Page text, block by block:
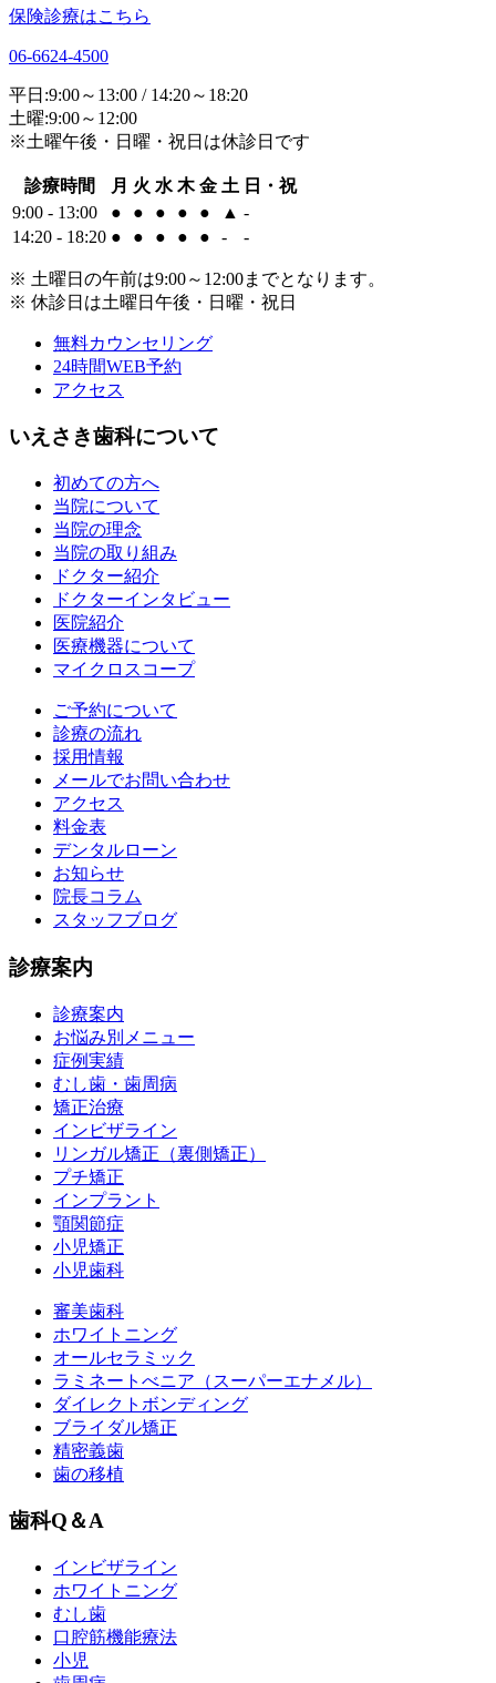
保険診療はこちら
06-6624-4500
平日:9:00～13:00 / 14:20～18:20
土曜:9:00～12:00
※土曜午後・日曜・祝日は休診日です
診療時間 月 火 水 木 金 土 日・祝
9:00 - 13:00
● ● ● ● ● ▲ -
14:20 - 18:20 ● ● ● ● ● - -
※ 土曜日の午前は9:00～12:00までとなります。
※ 休診日は土曜日午後・日曜・祝日
無料カウンセリング
24時間WEB予約
アクセス
いえさき歯科について
初めての方へ
当院について
当院の理念
当院の取り組み
ドクター紹介
ドクターインタビュー
医院紹介
医療機器について
マイクロスコープ
ご予約について
診療の流れ
採用情報
メールでお問い合わせ
アクセス
料金表
デンタルローン
お知らせ
院長コラム
スタッフブログ
診療案内
診療案内
お悩み別メニュー
症例実績
むし歯・歯周病
矯正治療
インビザライン
リンガル矯正（裏側矯正）
プチ矯正
インプラント
顎関節症
小児矯正
小児歯科
審美歯科
ホワイトニング
オールセラミック
ラミネートべニア （スーパーエナメル）
ダイレクトボンディング
ブライダル矯正
精密義歯
歯の移植
歯科Q＆A
インビザライン
ホワイトニング
むし歯
口腔筋機能療法
小児